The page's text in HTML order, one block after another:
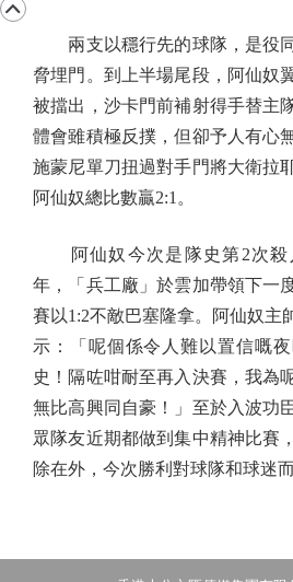
兩支以穩行先的球隊，是役
脅埋門。到上半場尾段，阿仙奴
被擋出，沙卡門前補射得手替主
體會雖積極反撲，但卻予人有心
施蒙尼單刀扭過對手門將大衛拉
阿仙奴總比數贏2:1。
阿仙奴今次是隊史第2次殺
年，「兵工廠」於雲加帶領下一
賽以1:2不敵巴塞隆拿。阿仙奴主
示：「呢個係令人難以置信嘅
史！隔咗咁耐至再入決賽，我為
無比高興同自豪！」至於入波功
眾隊友近期都做到集中精神比賽
除在外，今次勝利對球隊和球迷